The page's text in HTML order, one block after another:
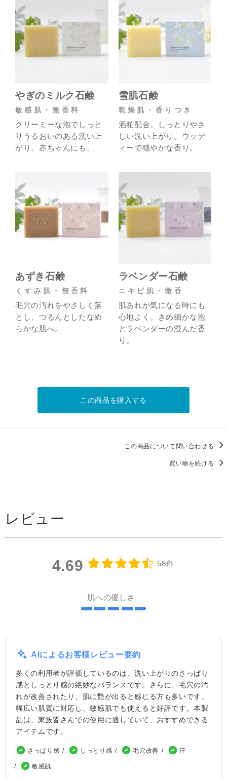
やぎのミルク石鹸
敏感肌・無香料
クリーミーな泡でしっと
りうるおいのある洗い上
がり。赤ちゃんにも。
雪肌石鹸
乾燥肌・香りつき
酒粕配合。しっとりやさ
しい洗い上がり。ウッデ
ィーで穏やかな香り。
あずき石鹸
くすみ肌・無香料
毛穴の汚れをやさしく落
とし、つるんとしたなめ
らかな肌へ。
ラベンダー石鹸
ニキビ肌・微香
肌あれが気になる時にも
心地よく。きめ細かな泡
とラベンダーの澄んだ香
り。
この商品を購入する
この商品について問い合わせる
買い物を続ける
レビュー
4.69 58件
肌への優しさ
AIによるお客様レビュー要約
多くの利用者が評価しているのは、洗い上がりのさっぱり
感としっとり感の絶妙なバランスです。さらに、毛穴の汚
れが改善されたり、肌に艶が出ると感じる方も多いです。
幅広い肌質に対応し、敏感肌でも使えると好評です。本製
品は、家族皆さんでの使用に適していて、おすすめできる
アイテムです。
さっぱり感 しっとり感 毛穴改善 汗
敏感肌